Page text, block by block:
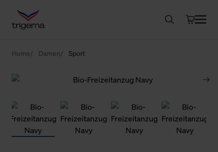
Home Damen Sport